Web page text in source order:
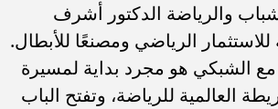
والرياضة الدكتور أشرف
الرياضي ومصنعًا للأبطال.
الشبكي هو مجرد بداية لمسيرة
العالمية للرياضة، وتفتح الباب